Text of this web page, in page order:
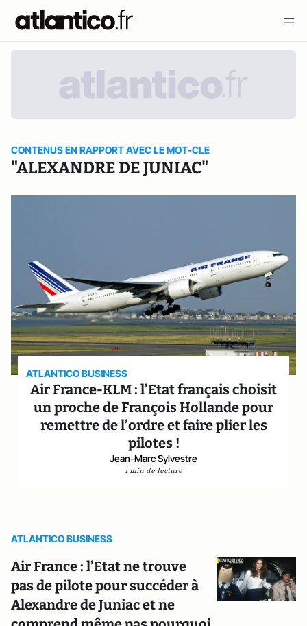
CONTENUS EN RAPPORT AVEC LE MOT-CLE
"ALEXANDRE DE JUNIAC"
ATLANTICO BUSINESS
Air France-KLM : l’Etat français choisit
un proche de François Hollande pour
remettre de l’ordre et faire plier les
pilotes !
Jean-Marc Sylvestre
1 min de lecture
ATLANTICO BUSINESS
Air France : l’Etat ne trouve
pas de pilote pour succéder à
Alexandre de Juniac et ne